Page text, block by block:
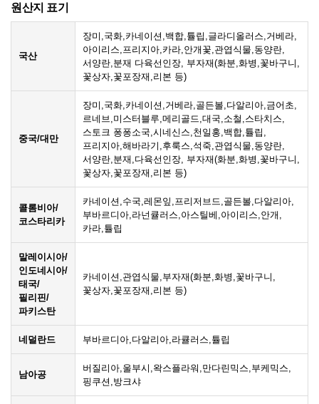
원산지 표기
국산
장미,국화,카네이션,백합,튤립,글라디올러스,거베라,
아이리스,프리지아,카라,안개꽃,관엽식물,동양란,
서양란,분재 다육선인장, 부자재(화분,화병,꽃바구니,
꽃상자,꽃포장재,리본 등)
중국/대만
장미,국화,카네이션,거베라,골든볼,다알리아,금어초,
르네브,미스터블루,메리골드,대국,소철,스타치스,
스토크 퐁퐁소국,시네신스,천일홍,백합,튤립,
프리지아,해바라기,후룩스,석죽,관엽식물,동양란,
서양란,분재,다육선인장, 부자재(화분,화병,꽃바구니,
꽃상자,꽃포장재,리본 등)
콜롬비아/
코스타리카
카네이션,수국,레몬잎,프리저브드,골든볼,다알리아,
부바르디아,라넌큘러스,아스틸베,아이리스,안개,
카라,튤립
말레이시아/
인도네시아/
태국/
필리핀/
파키스탄
카네이션,관엽식물,부자재(화분,화병,꽃바구니,
꽃상자,꽃포장재,리본 등)
네덜란드 부바르디아,다알리아,라큘러스,튤립
남아공
버질리아,울부시,왁스플라워,만다린믹스,부케믹스,
핑쿠션,방크샤